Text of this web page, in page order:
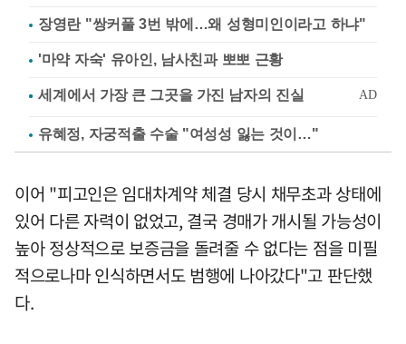
장영란 "쌍커풀 3번 밖에…왜 성형미인이라고 하냐"
'마약 자숙' 유아인, 남사친과 뽀뽀 근황
유혜정, 자궁적출 수술 "여성성 잃는 것이…"
이어 "피고인은 임대차계약 체결 당시 채무초과 상태에
있어 다른 자력이 없었고, 결국 경매가 개시될 가능성이
높아 정상적으로 보증금을 돌려줄 수 없다는 점을 미필
적으로나마 인식하면서도 범행에 나아갔다"고 판단했
다.